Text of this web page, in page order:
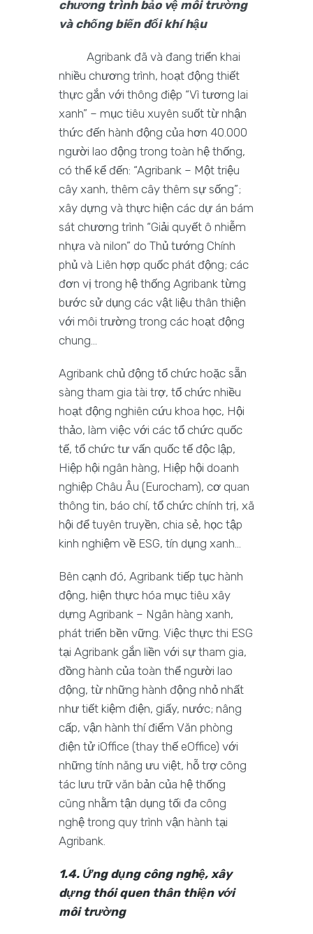
chương trình bảo vệ môi trường
và chống biến đổi khí hậu
Agribank đã và đang triển khai
nhiều chương trình, hoạt động thiết
thực gắn với thông điệp “Vì tương lai
xanh” – mục tiêu xuyên suốt từ nhận
thức đến hành động của hơn 40.000
người lao động trong toàn hệ thống,
có thể kể đến: “Agribank – Một triệu
cây xanh, thêm cây thêm sự sống”;
xây dựng và thực hiện các dự án bám
sát chương trình “Giải quyết ô nhiễm
nhựa và nilon” do Thủ tướng Chính
phủ và Liên hợp quốc phát động; các
đơn vị trong hệ thống Agribank từng
bước sử dụng các vật liệu thân thiện
với môi trường trong các hoạt động
chung…
Agribank chủ động tổ chức hoặc sẵn
sàng tham gia tài trợ, tổ chức nhiều
hoạt động nghiên cứu khoa học, Hội
thảo, làm việc với các tổ chức quốc
tế, tổ chức tư vấn quốc tế độc lập,
Hiệp hội ngân hàng, Hiệp hội doanh
nghiệp Châu Âu (Eurocham), cơ quan
thông tin, báo chí, tổ chức chính trị, xã
hội để tuyên truyền, chia sẻ, học tập
kinh nghiệm về ESG, tín dụng xanh…
Bên cạnh đó, Agribank tiếp tục hành
động, hiện thực hóa mục tiêu xây
dựng Agribank – Ngân hàng xanh,
phát triển bền vững. Việc thực thi ESG
tại Agribank gắn liền với sự tham gia,
đồng hành của toàn thể người lao
động, từ những hành động nhỏ nhất
như tiết kiệm điện, giấy, nước; nâng
cấp, vận hành thí điểm Văn phòng
điện tử iOffice (thay thế eOffice) với
những tính năng ưu việt, hỗ trợ công
tác lưu trữ văn bản của hệ thống
cũng nhằm tận dụng tối đa công
nghệ trong quy trình vận hành tại
Agribank.
1.4. Ứng dụng công nghệ, xây
dựng thói quen thân thiện với
môi trường